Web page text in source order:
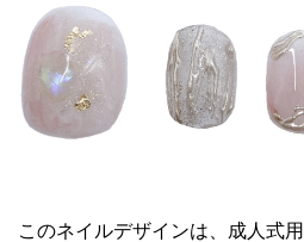
このネイルデザインは、成人式